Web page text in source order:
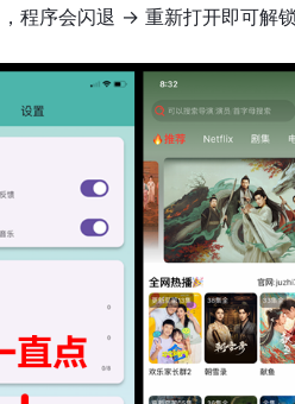
程序会闪退 → 重新打开即可解锁